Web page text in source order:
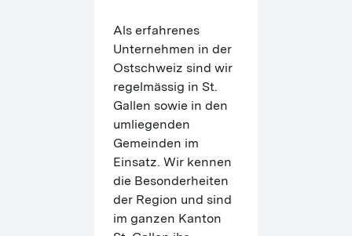
Als erfahrenes
Unternehmen in der
Ostschweiz sind wir
regelmässig in St.
Gallen sowie in den
umliegenden
Gemeinden im
Einsatz. Wir kennen
die Besonderheiten
der Region und sind
im ganzen Kanton